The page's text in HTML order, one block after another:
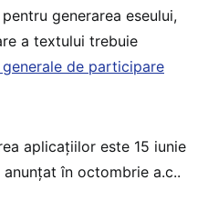
generarea eseului,
a textului trebuie
de participare
aplicațiilor este 15 iunie
în octombrie a.c..